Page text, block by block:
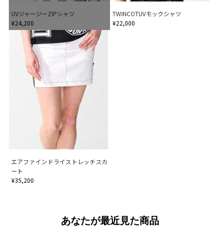
UVジャージーZIPシャツ
¥24,200
TWINCOTUVモックシャツ
¥22,000
エアファインドライストレッチスカ
ート
¥35,200
あなたが最近見た商品